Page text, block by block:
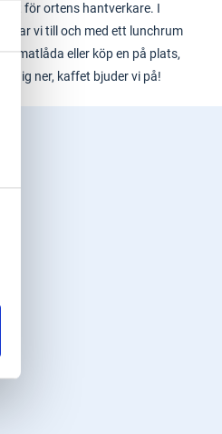
för ortens hantverkare. I
har vi till och med ett lunchrum
matlåda eller köp en på plats,
dig ner, kaffet bjuder vi på!